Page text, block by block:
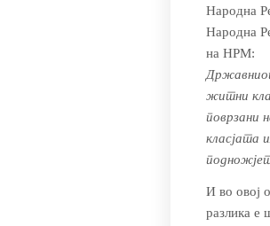
Народна
Народна
на НРМ:
житни
поврзани
класјата
И во овој
разлика е